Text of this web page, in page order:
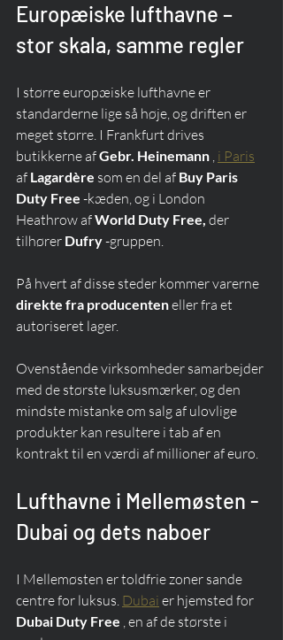
Europæiske lufthavne –
stor skala, samme regler
I større europæiske lufthavne er
standarderne lige så høje, og driften er
meget større. I Frankfurt drives
butikkerne af Gebr. Heinemann , i Paris
af Lagardère som en del af Buy Paris
Duty Free -kæden, og i London
Heathrow af World Duty Free, der
tilhører Dufry -gruppen.
På hvert af disse steder kommer varerne
direkte fra producenten eller fra et
autoriseret lager.
Ovenstående virksomheder samarbejder
med de største luksusmærker, og den
mindste mistanke om salg af ulovlige
produkter kan resultere i tab af en
kontrakt til en værdi af millioner af euro.
Lufthavne i Mellemøsten -
Dubai og dets naboer
I Mellemøsten er toldfrie zoner sande
centre for luksus. Dubai er hjemsted for
Dubai Duty Free , en af de største i